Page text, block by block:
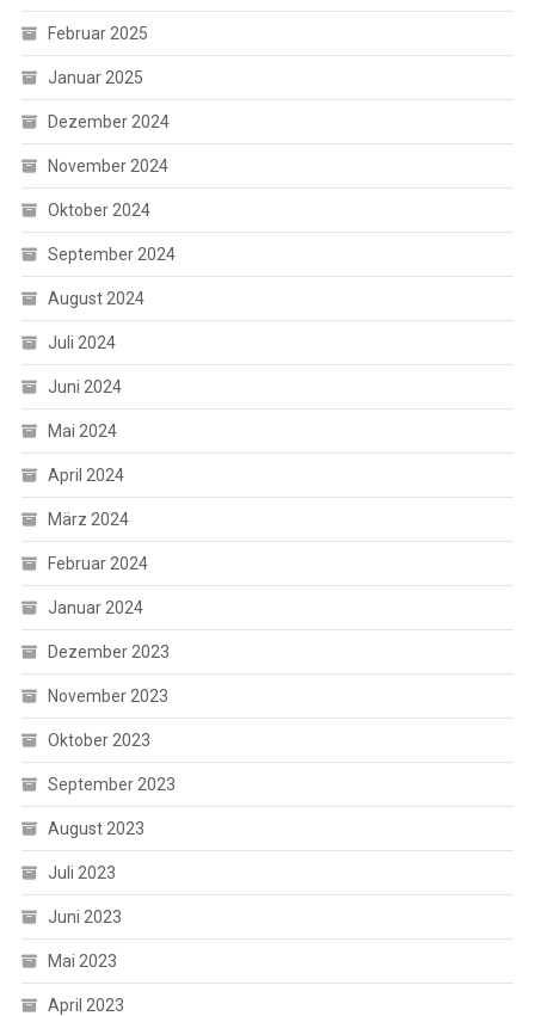
Februar 2025
Januar 2025
Dezember 2024
November 2024
Oktober 2024
September 2024
August 2024
Juli 2024
Juni 2024
Mai 2024
April 2024
März 2024
Februar 2024
Januar 2024
Dezember 2023
November 2023
Oktober 2023
September 2023
August 2023
Juli 2023
Juni 2023
Mai 2023
April 2023